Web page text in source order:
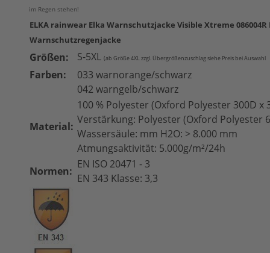
im Regen stehen!
ELKA rainwear Elka Warnschutzjacke Visible Xtreme
Warnschutzregenjacke
Größen: S-5XL (ab Größe 4XL zzgl. Übergrößenzuschlag siehe Preis bei Auswahl
Farben:
033 warnorange/schwarz
042 warngelb/schwarz
Material:
100 % Polyester (Oxford Polyester 300D x
Verstärkung: Polyester (Oxford Polyester
Wassersäule: mm H2O: > 8.000 mm
Atmungsaktivität: 5.000g/m²/24h
Normen:
EN ISO 20471 - 3
EN 343 Klasse: 3,3